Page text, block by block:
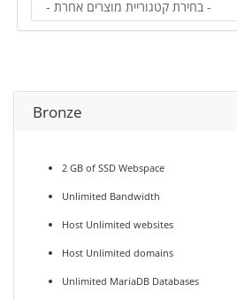
Bronze
2 GB of SSD Webspace
Unlimited Bandwidth
Host Unlimited websites
Host Unlimited domains
Unlimited MariaDB Databases